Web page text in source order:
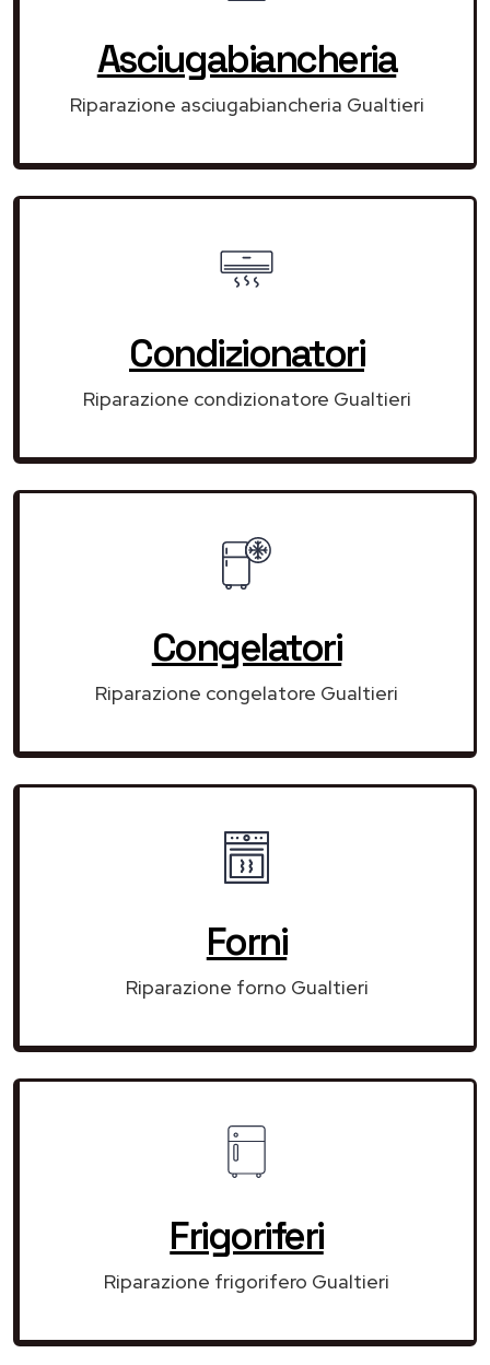
Asciugabiancheria
Riparazione asciugabiancheria Gualtieri
Condizionatori
Riparazione condizionatore Gualtieri
Congelatori
Riparazione congelatore Gualtieri
Forni
Riparazione forno Gualtieri
Frigoriferi
Riparazione frigorifero Gualtieri